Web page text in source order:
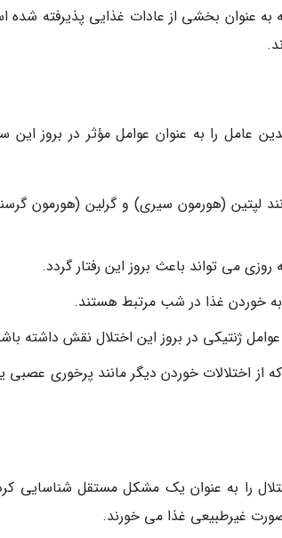
عنوان بخشی از عادات غذایی پذیرفته شده
عامل را به عنوان عوامل مؤثر در بروز این
لپتین (هورمون سیری) و گرلین (هورمون
می تواند باعث بروز این رفتار گردد.
خوردن غذا در شب مرتبط هستند.
ژنتیکی در بروز این اختلال نقش داشته
از اختلالات خوردن دیگر مانند پرخوری عصبی
اختلال را به عنوان یک مشکل مستقل شناسایی
غیرطبیعی غذا می خورند.